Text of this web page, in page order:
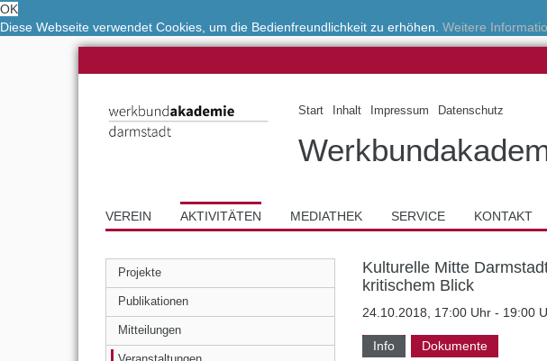
OK
Diese Webseite verwendet Cookies, um die Bedienfreundlichkeit zu erhöhen. Weitere
Start Inhalt Impressum Datenschutz
VEREIN AKTIVITÄTEN MEDIATHEK SERVICE KONTAKT
Projekte
Publikationen
Mitteilungen
Kulturelle Mitte
kritischem Blick
24.10.2018, 17:00 Uhr - 19:00
Info Dokumente